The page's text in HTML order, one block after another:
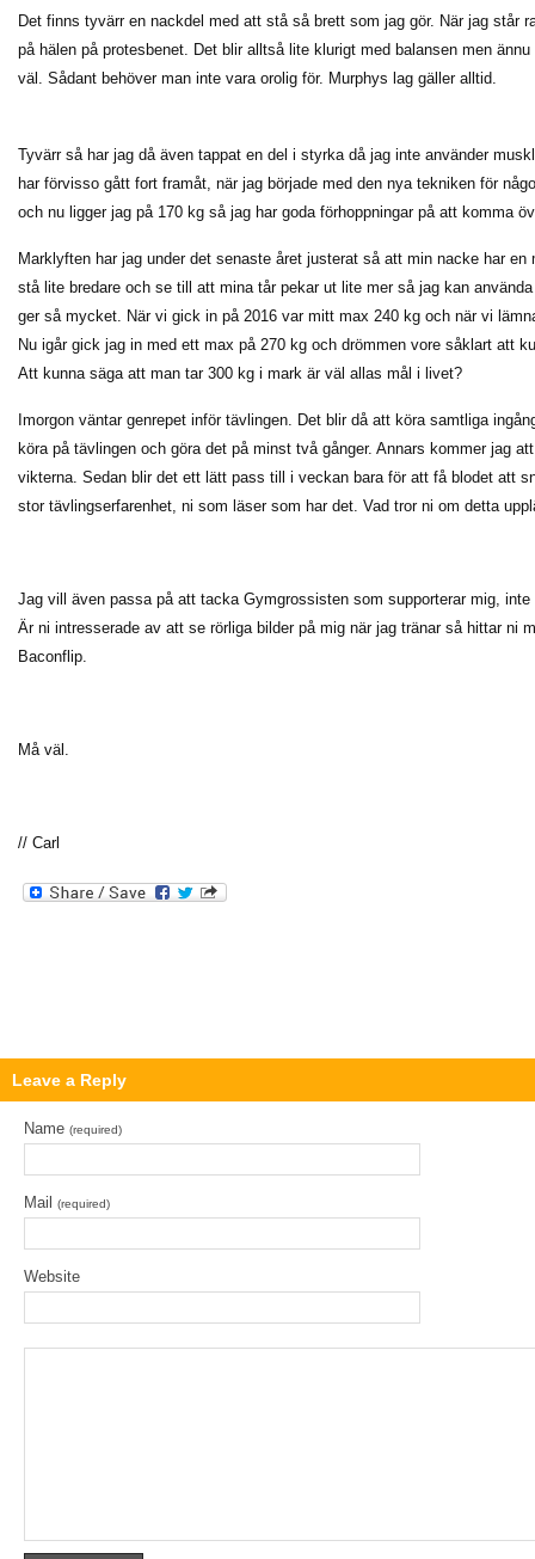
Det finns tyvärr en nackdel med att stå så brett som jag gör. När jag står
på hälen på protesbenet. Det blir alltså lite klurigt med balansen men
väl. Sådant behöver man inte vara orolig för. Murphys lag gäller alltid.
Tyvärr så har jag då även tappat en del i styrka då jag inte använder
har förvisso gått fort framåt, när jag började med den nya tekniken för
och nu ligger jag på 170 kg så jag har goda förhoppningar på att komma
Marklyften har jag under det senaste året justerat så att min nacke har
stå lite bredare och se till att mina tår pekar ut lite mer så jag kan
ger så mycket. När vi gick in på 2016 var mitt max 240 kg och när vi
Nu igår gick jag in med ett max på 270 kg och drömmen vore såklart att
Att kunna säga att man tar 300 kg i mark är väl allas mål i livet?
Imorgon väntar genrepet inför tävlingen. Det blir då att köra samtliga
köra på tävlingen och göra det på minst två gånger. Annars kommer jag
vikterna. Sedan blir det ett lätt pass till i veckan bara för att få blodet att
stor tävlingserfarenhet, ni som läser som har det. Vad tror ni om detta
Jag vill även passa på att tacka Gymgrossisten som supporterar mig,
Är ni intresserade av att se rörliga bilder på mig när jag tränar så hittar ni
Baconflip.
Må väl.
// Carl
Leave a Reply
Name (required)
Mail (required)
Website